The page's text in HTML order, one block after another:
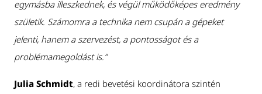
egymásba illeszkednek, és végül működőképes eredmény
születik. Számomra a technika nem csupán a gépeket
jelenti, hanem a szervezést, a pontosságot és a
problémamegoldást is.”
Julia Schmidt, a redi bevetési koordinátora szintén